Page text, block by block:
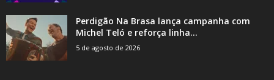
Perdigão Na Brasa lança campanha com
Michel Teló e reforça linha...
5 de agosto de 2026